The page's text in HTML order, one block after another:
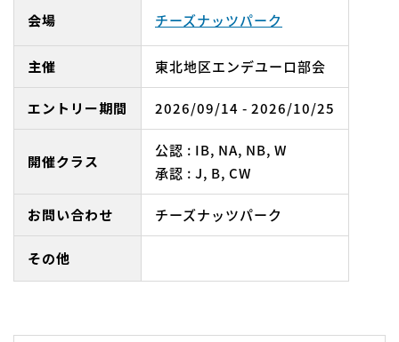
会場 チーズナッツパーク
主催 東北地区エンデユーロ部会
エントリー期間 2026/09/14 - 2026/10/25
開催クラス
公認 : IB, NA, NB, W
承認 : J, B, CW
お問い合わせ チーズナッツパーク
その他